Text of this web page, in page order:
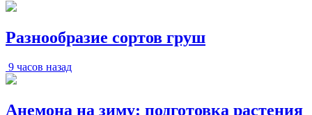
Разнообразие сортов груш
9 часов назад
Анемона на зиму: подготовка растения